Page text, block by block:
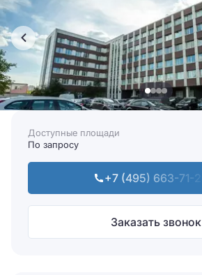
Доступные площади
По запросу
+7 (495) 663-71-25
Заказать звонок